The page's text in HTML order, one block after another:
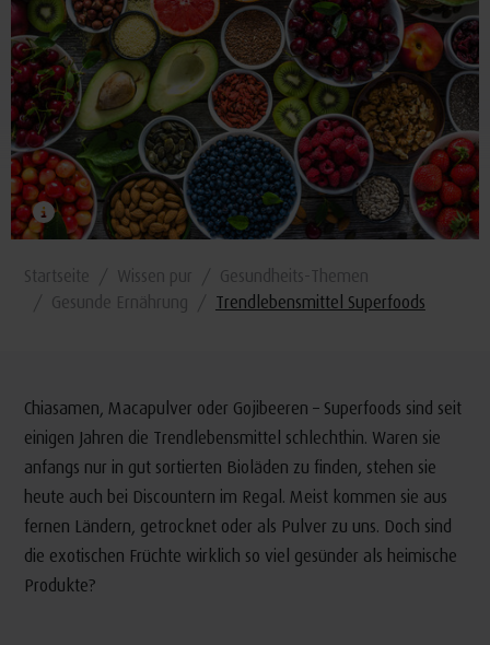
Startseite Wissen pur
Gesundheits-Themen
Gesunde Ernährung
Trendlebensmittel Superfoods
Chiasamen, Macapulver oder Gojibeeren – Superfoods sind seit
einigen Jahren die Trendlebensmittel schlechthin. Waren sie
anfangs nur in gut sortierten Bioläden zu finden, stehen sie
heute auch bei Discountern im Regal. Meist kommen sie aus
fernen Ländern, getrocknet oder als Pulver zu uns. Doch sind
die exotischen Früchte wirklich so viel gesünder als heimische
Produkte?